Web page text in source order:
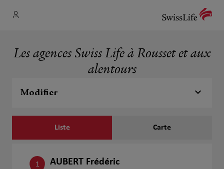
Les agences Swiss Life à Rousset et aux
alentours
Modifier
Liste Carte
1 AUBERT Frédéric